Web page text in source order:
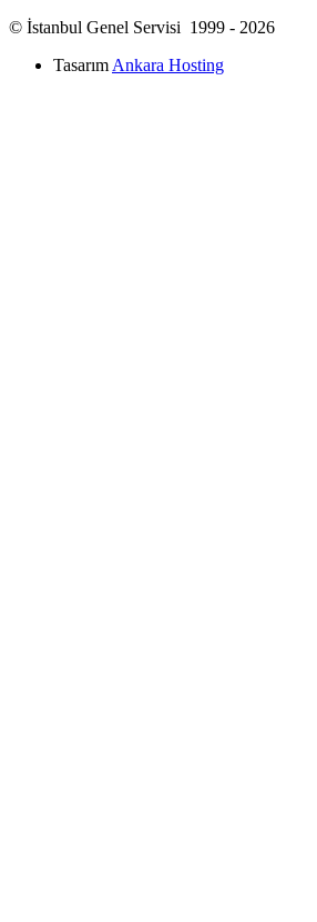
© İstanbul Genel Servisi 1999 - 2026
Tasarım Ankara Hosting